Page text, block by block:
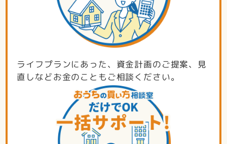
ライフプランにあった、資金計画のご提案、見
直しなどお金のこともご相談ください。